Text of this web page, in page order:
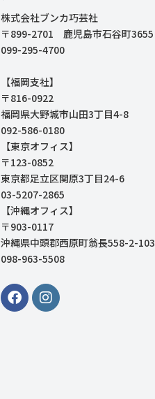
株式会社ブンカ巧芸社
〒899-2701 鹿児島市石谷町3655
099-295-4700
【福岡支社】
〒816-0922
福岡県大野城市山田3丁目4-8
092-586-0180
【東京オフィス】
〒123-0852
東京都足立区関原3丁目24-6
03-5207-2865
【沖縄オフィス】
〒903-0117
沖縄県中頭郡西原町翁長558-2-103
098-963-5508